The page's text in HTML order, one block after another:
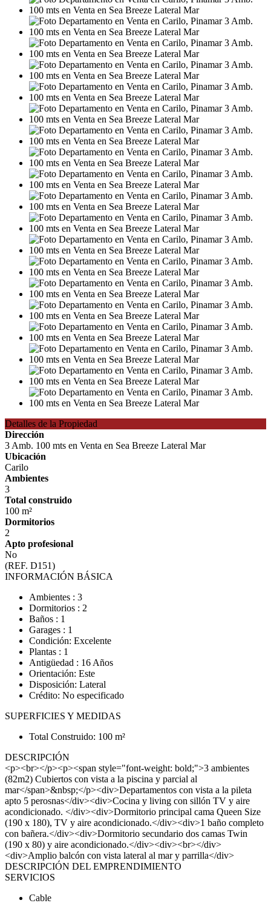
Detalles de la Propiedad
Dirección
3 Amb. 100 mts en Venta en Sea Breeze Lateral Mar
Ubicación
Carilo
Ambientes
3
Total construido
100 m²
Dormitorios
2
Apto profesional
No
(REF. D151)
INFORMACIÓN BÁSICA
Ambientes : 3
Dormitorios : 2
Baños : 1
Garages : 1
Condición: Excelente
Plantas : 1
Antigüedad : 16 Años
Orientación: Este
Disposición: Lateral
Crédito: No especificado
SUPERFICIES Y MEDIDAS
Total Construido: 100 m²
DESCRIPCIÓN
<p><br></p><p><span style="font-weight: bold;">3 ambientes
(82m2) Cubiertos con vista a la piscina y parcial al
mar</span>&nbsp;</p><div>Departamentos con vista a la pileta
apto 5 perosnas</div><div>Cocina y living con sillón TV y aire
acondicionado. </div><div>Dormitorio principal cama Queen Size
(190 x 180), TV y aire acondicionado.</div><div>1 baño completo
con bañera.</div><div>Dormitorio secundario dos camas Twin
(190 x 80) y aire acondicionado.</div><div><br></div>
<div>Amplio balcón con vista lateral al mar y parrilla</div>
DESCRIPCIÓN DEL EMPRENDIMIENTO
SERVICIOS
Cable